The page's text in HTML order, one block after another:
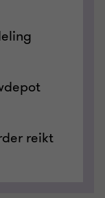
reikt